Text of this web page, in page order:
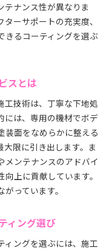
ナンス性が異なりま
ーサポートの充実度、
きるコーティングを選ぶ
スとは
工技術は、丁寧な下地処
には、専用の機材でボデ
装面をなめらかに整える
限に引き出します。ま
メンテナンスのアドバイ
上に貢献しています。
っています。
ィング選び
ィングを選ぶには、施工